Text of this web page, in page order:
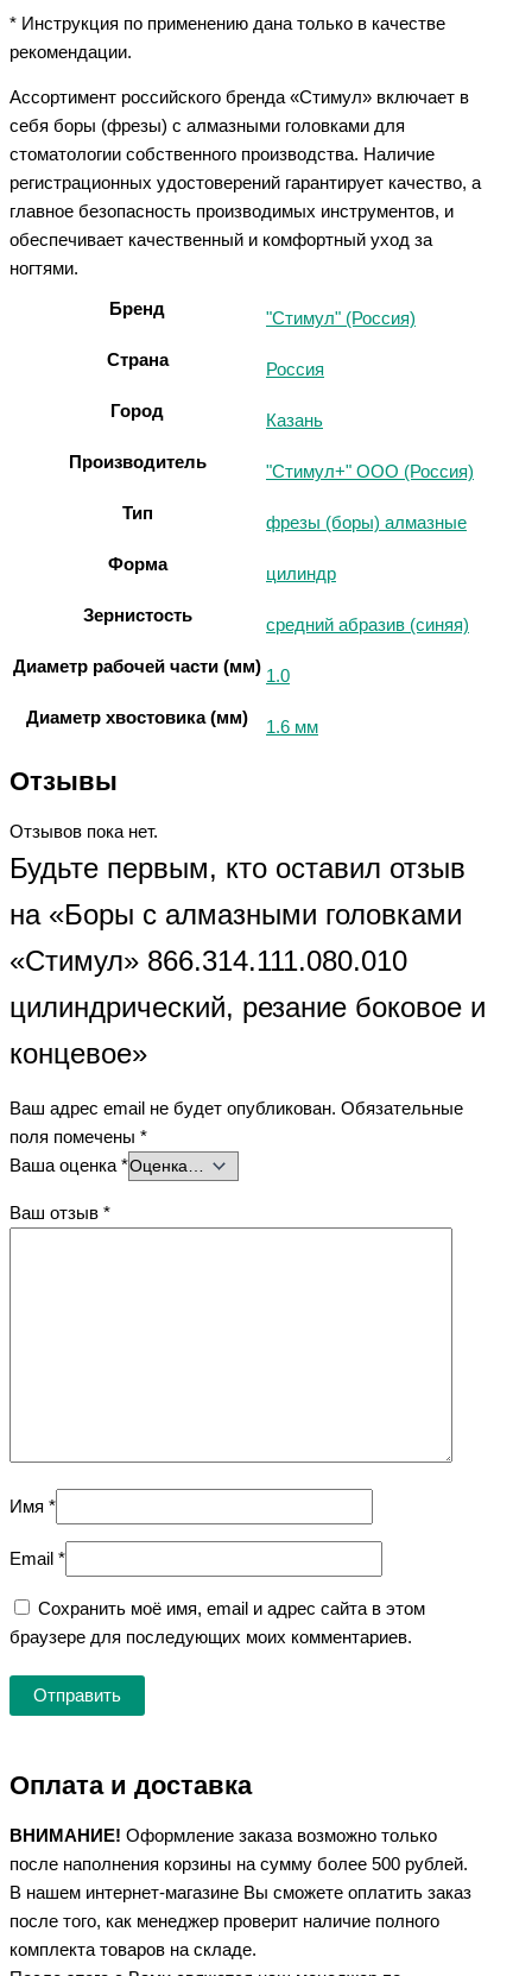
* Инструкция по применению дана только в качестве
рекомендации.
Ассортимент российского бренда «Стимул» включает в
себя боры (фрезы) с алмазными головками для
стоматологии собственного производства. Наличие
регистрационных удостоверений гарантирует качество, а
главное безопасность производимых инструментов, и
обеспечивает качественный и комфортный уход за
ногтями.
Бренд "Стимул" (Россия)
Страна Россия
Город Казань
Производитель "Стимул+" ООО (Россия)
Тип фрезы (боры) алмазные
Форма цилиндр
Зернистость средний абразив (синяя)
Диаметр рабочей части (мм) 1.0
Диаметр хвостовика (мм) 1.6 мм
Отзывы
Отзывов пока нет.
Будьте первым, кто оставил отзыв
на «Боры с алмазными головками
«Стимул» 866.314.111.080.010
цилиндрический, резание боковое и
концевое»
Ваш адрес email не будет опубликован. Обязательные
поля помечены *
Ваша оценка*
Ваш отзыв *
Имя *
Email *
Сохранить моё имя, email и адрес сайта в этом
браузере для последующих моих комментариев.
Оплата и доставка
ВНИМАНИЕ! Оформление заказа возможно только
после наполнения корзины на сумму более 500 рублей.
В нашем интернет-магазине Вы сможете оплатить заказ
после того, как менеджер проверит наличие полного
комплекта товаров на складе.